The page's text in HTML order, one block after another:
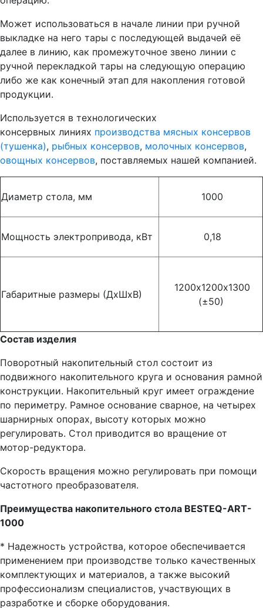
Может использоваться в начале линии при ручной
выкладке на него тары с последующей выдачей её
далее в линию, как промежуточное звено линии с
ручной перекладкой тары на следующую операцию
либо же как конечный этап для накопления готовой
продукции.
Используется в технологических
консервных линиях производства мясных консервов
(тушенка), рыбных консервов, молочных консервов,
овощных консервов, поставляемых нашей компанией.
Диаметр стола, мм 1000
Мощность электропривода, кВт 0,18
Габаритные размеры (ДхШхВ)
1200х1200х1300
(±50)
Состав изделия
Поворотный накопительный стол состоит из
подвижного накопительного круга и основания рамной
конструкции. Накопительный круг имеет ограждение
по периметру. Рамное основание сварное, на четырех
шарнирных опорах, высоту которых можно
регулировать. Стол приводится во вращение от
мотор-редуктора.
Скорость вращения можно регулировать при помощи
частотного преобразователя.
Преимущества накопительного стола BESTEQ-ART-
1000
* Надежность устройства, которое обеспечивается
применением при производстве только качественных
комплектующих и материалов, а также высокий
профессионализм специалистов, участвующих в
разработке и сборке оборудования.